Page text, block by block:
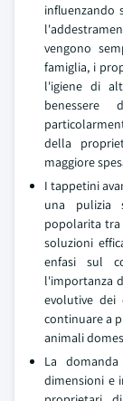
influenzando
vengono
famiglia, i
l'igiene di
della
maggiore
I tappetini
una pulizia
popolarita tra
soluzioni
enfasi sul
l'importanza
evolutive dei
continuare a
animali
La
dimensioni e